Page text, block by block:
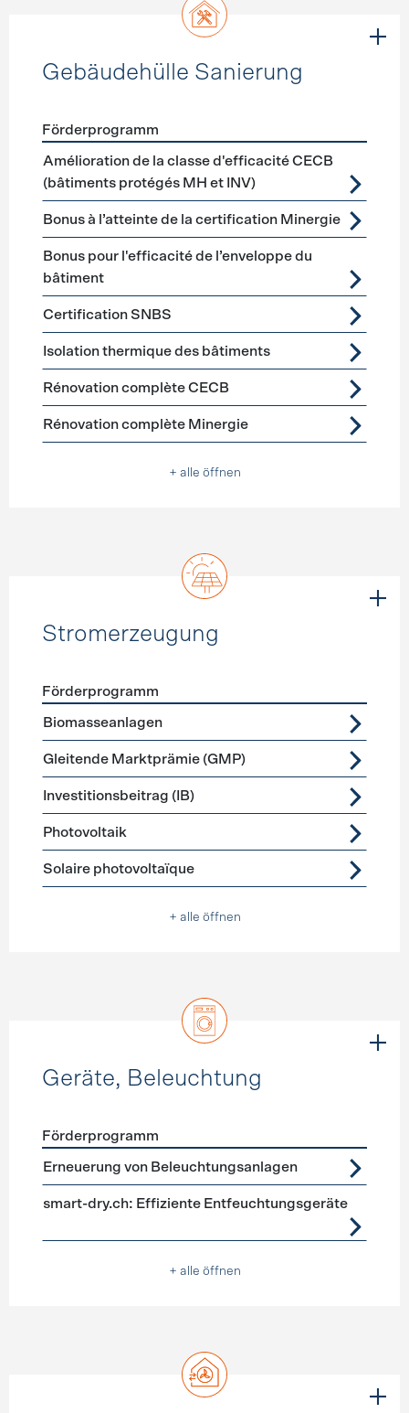
Gebäudehülle Sanierung
Förderprogramme Gebäudehülle Sanierung
Förderprogramm
Amélioration de la classe d'efficacité CECB
(bâtiments protégés MH et INV)
Bonus à l’atteinte de la certification Minergie
Bonus pour l'efficacité de l’enveloppe du
bâtiment
Certification SNBS
Isolation thermique des bâtiments
Rénovation complète CECB
Rénovation complète Minergie
+ alle öffnen
Stromerzeugung
Förderprogramme
Förderprogramm
Biomasseanlagen
Gleitende Marktprämie (GMP)
Investitionsbeitrag (IB)
Photovoltaik
Solaire photovoltaïque
+ alle öffnen
Geräte, Beleuchtung
Förderprogramme Geräte, Beleuchtung
Förderprogramm
Erneuerung von Beleuchtungsanlagen
smart-dry.ch: Effiziente Entfeuchtungsgeräte
+ alle öffnen